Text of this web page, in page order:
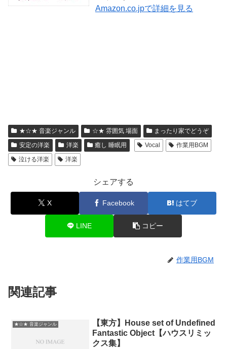
Amazon.co.jpで詳細を見る
★☆★ 音楽ジャンル ☆★ 雰囲気 場面
まったり家でどうぞ
安定の洋楽
洋楽 癒し 睡眠用 Vocal
作業用BGM
泣ける洋楽
洋楽
シェアする
X Facebook はてブ
LINE コピー
作業用BGM
関連記事
★☆★ 音楽ジャンル
【東方】House set of Undefined
Fantastic Object【ハウスリミッ
クス集】